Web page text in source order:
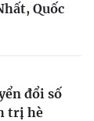
Quốc
đổi số
trị hè